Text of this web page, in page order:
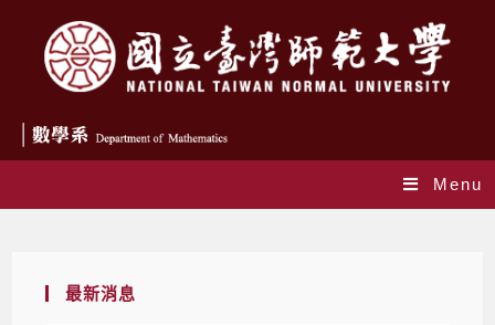
Menu
最新消息